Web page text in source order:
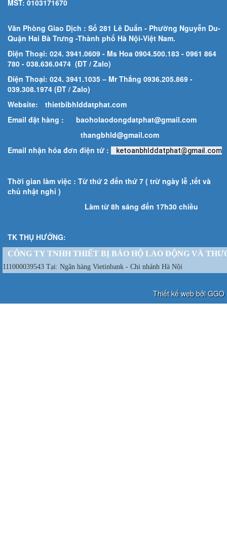
MST: 0103171670
Văn Phòng Giao Dịch : Số 281 Lê Duẩn - Phường Nguyễn Du-
Quận Hai Bà Trưng -Thành phố Hà Nội-Việt Nam.
Điện Thoại: 024. 3941.0609 - Ms Hoa 0904.500.183 - 0961 864
780 - 038.636.0474 (ĐT / Zalo)
Điện Thoại: 024. 3941.1035 – Mr Thắng 0936.205.869 -
039.308.1974 (ĐT / Zalo)
Website:
thietbibhlddatphat.com
Email đặt hàng : baoholaodongdatphat@gmail.com
thangbhld@gmail.com
Email nhận hóa đơn điện tử :
ketoanbhlddatphat@gmail.com
Thời gian làm việc : Từ thứ 2 đến thứ 7 ( trừ ngày lễ ,tết và
chủ nhật nghỉ )
Làm từ 8h sáng đến 17h30 chiều
TK THỤ HƯỞNG:
CÔNG TY TNHH THIẾT BỊ BẢO HỘ LAO ĐỘNG VÀ
111000039543 Tại: Ngân hàng Vietinbank - Chi nhánh Hà Nội
Thiết kế web bởi GGO